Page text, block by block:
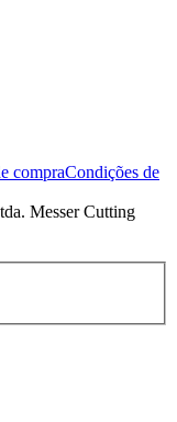
compraCondições de
Messer Cutting